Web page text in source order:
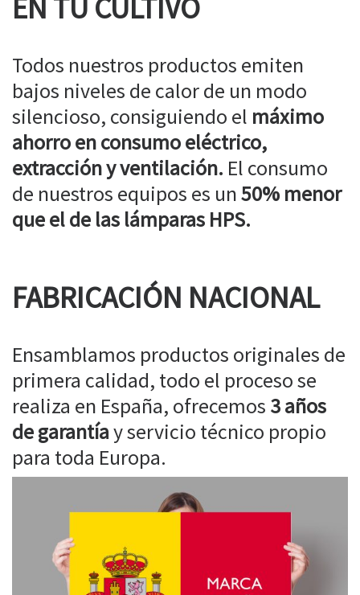
EN TU CULTIVO
Todos nuestros productos emiten
bajos niveles de calor de un modo
silencioso, consiguiendo el máximo
ahorro en consumo eléctrico,
extracción y ventilación. El consumo
de nuestros equipos es un50% menor
que el de las lámparas HPS.
FABRICACIÓN NACIONAL
Ensamblamos productos originales de
primera calidad, todo el proceso se
realiza en España, ofrecemos 3 años
de garantíay servicio técnico propio
para toda Europa.